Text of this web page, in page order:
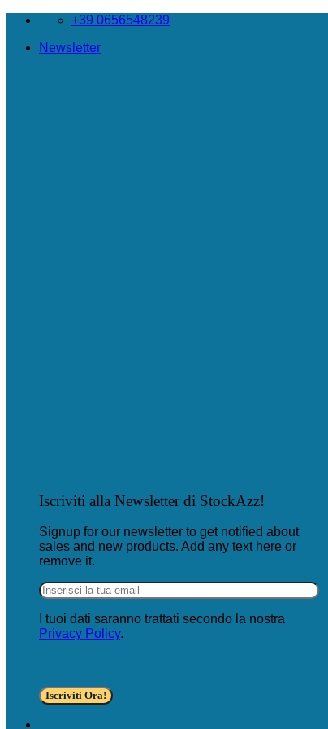
Salta
contenuti
+39 0656548239
Newsletter
Iscriviti alla Newsletter di StockAzz!
Signup for our newsletter to get notified about
sales and new products. Add any text here or
remove it.
I tuoi dati saranno trattati secondo la nostra
Privacy Policy.